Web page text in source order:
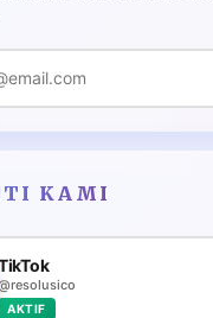
KAMI
AKTIF